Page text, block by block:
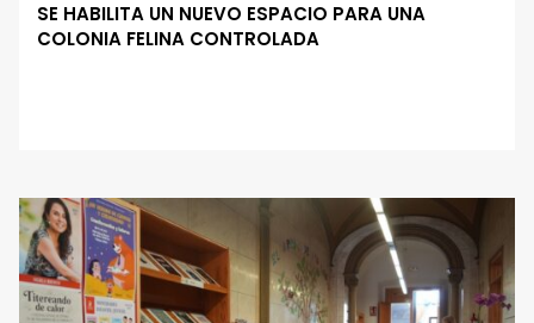
SE HABILITA UN NUEVO ESPACIO PARA UNA
COLONIA FELINA CONTROLADA